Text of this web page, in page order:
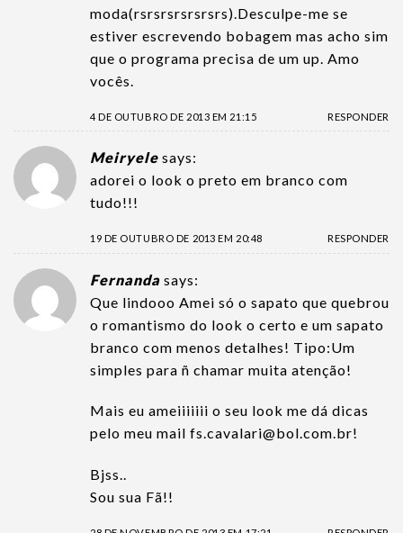
moda(rsrsrsrsrsrsrs).Desculpe-me se
estiver escrevendo bobagem mas acho sim
que o programa precisa de um up. Amo
vocês.
4 DE OUTUBRO DE 2013 EM 21:15 RESPONDER
Meiryele says:
adorei o look o preto em branco com
tudo!!!
19 DE OUTUBRO DE 2013 EM 20:48 RESPONDER
Fernanda says:
Que lindooo Amei só o sapato que quebrou
o romantismo do look o certo e um sapato
branco com menos detalhes! Tipo:Um
simples para ñ chamar muita atenção!
Mais eu ameiiiiiii o seu look me dá dicas
pelo meu mail fs.cavalari@bol.com.br!
Bjss..
Sou sua Fã!!